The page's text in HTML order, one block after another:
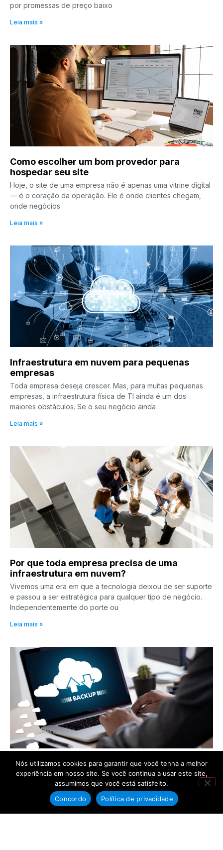
por promessas de preço baixo
Leia mais »
Como escolher um bom provedor para
hospedar seu site
Hoje, o site de uma empresa não é apenas uma vitrine digital
— é o coração da operação. Ele é onde clientes chegam,
onde negócios
Leia mais »
Infraestrutura em nuvem para pequenas
empresas
Toda empresa deseja crescer. Mas, para muitas pequenas
empresas, a infraestrutura física de TI ainda é um dos
maiores obstáculos. Se o seu negócio ainda
Leia mais »
Por que toda empresa precisa de uma
infraestrutura em nuvem?
Vivemos uma era em que a tecnologia deixou de ser suporte
e passou a ser estratégica para qualquer tipo de negócio.
Independentemente do porte ou
Leia mais »
Backup em nuvem ou local – Qual é o mais
seguro?
A segurança de dados é uma das principais preocupações
de qualquer empresa, independentemente do seu porte ou
segmento de atuação. Para proteger informações valiosas e
Nós utilizamos cookies para garantir que você tenha a melhor
experiência em nosso site. Se você continua a usar este site,
assumimos que você está satisfeito.
Concordo
Política de privacidade